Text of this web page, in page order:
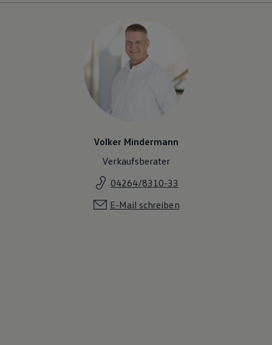
Volker Mindermann
Verkaufsberater
04264/8310-33
E-Mail schreiben